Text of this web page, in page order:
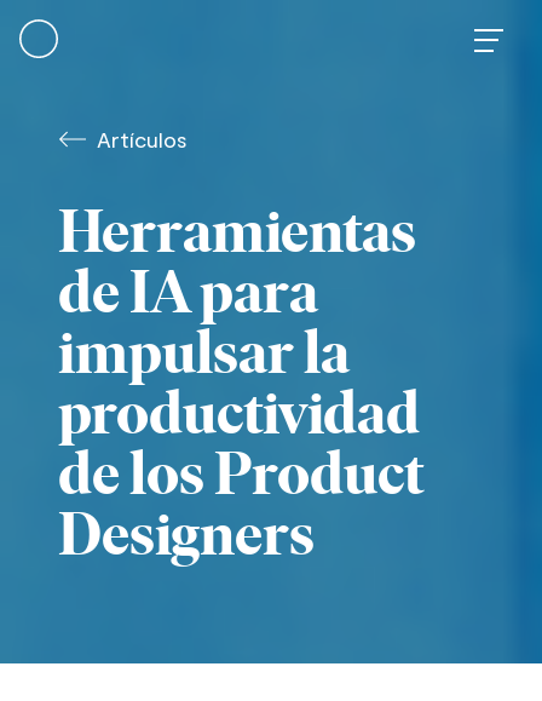
Artículos
Herramientas
de IA para
impulsar la
productividad
de los Product
Designers